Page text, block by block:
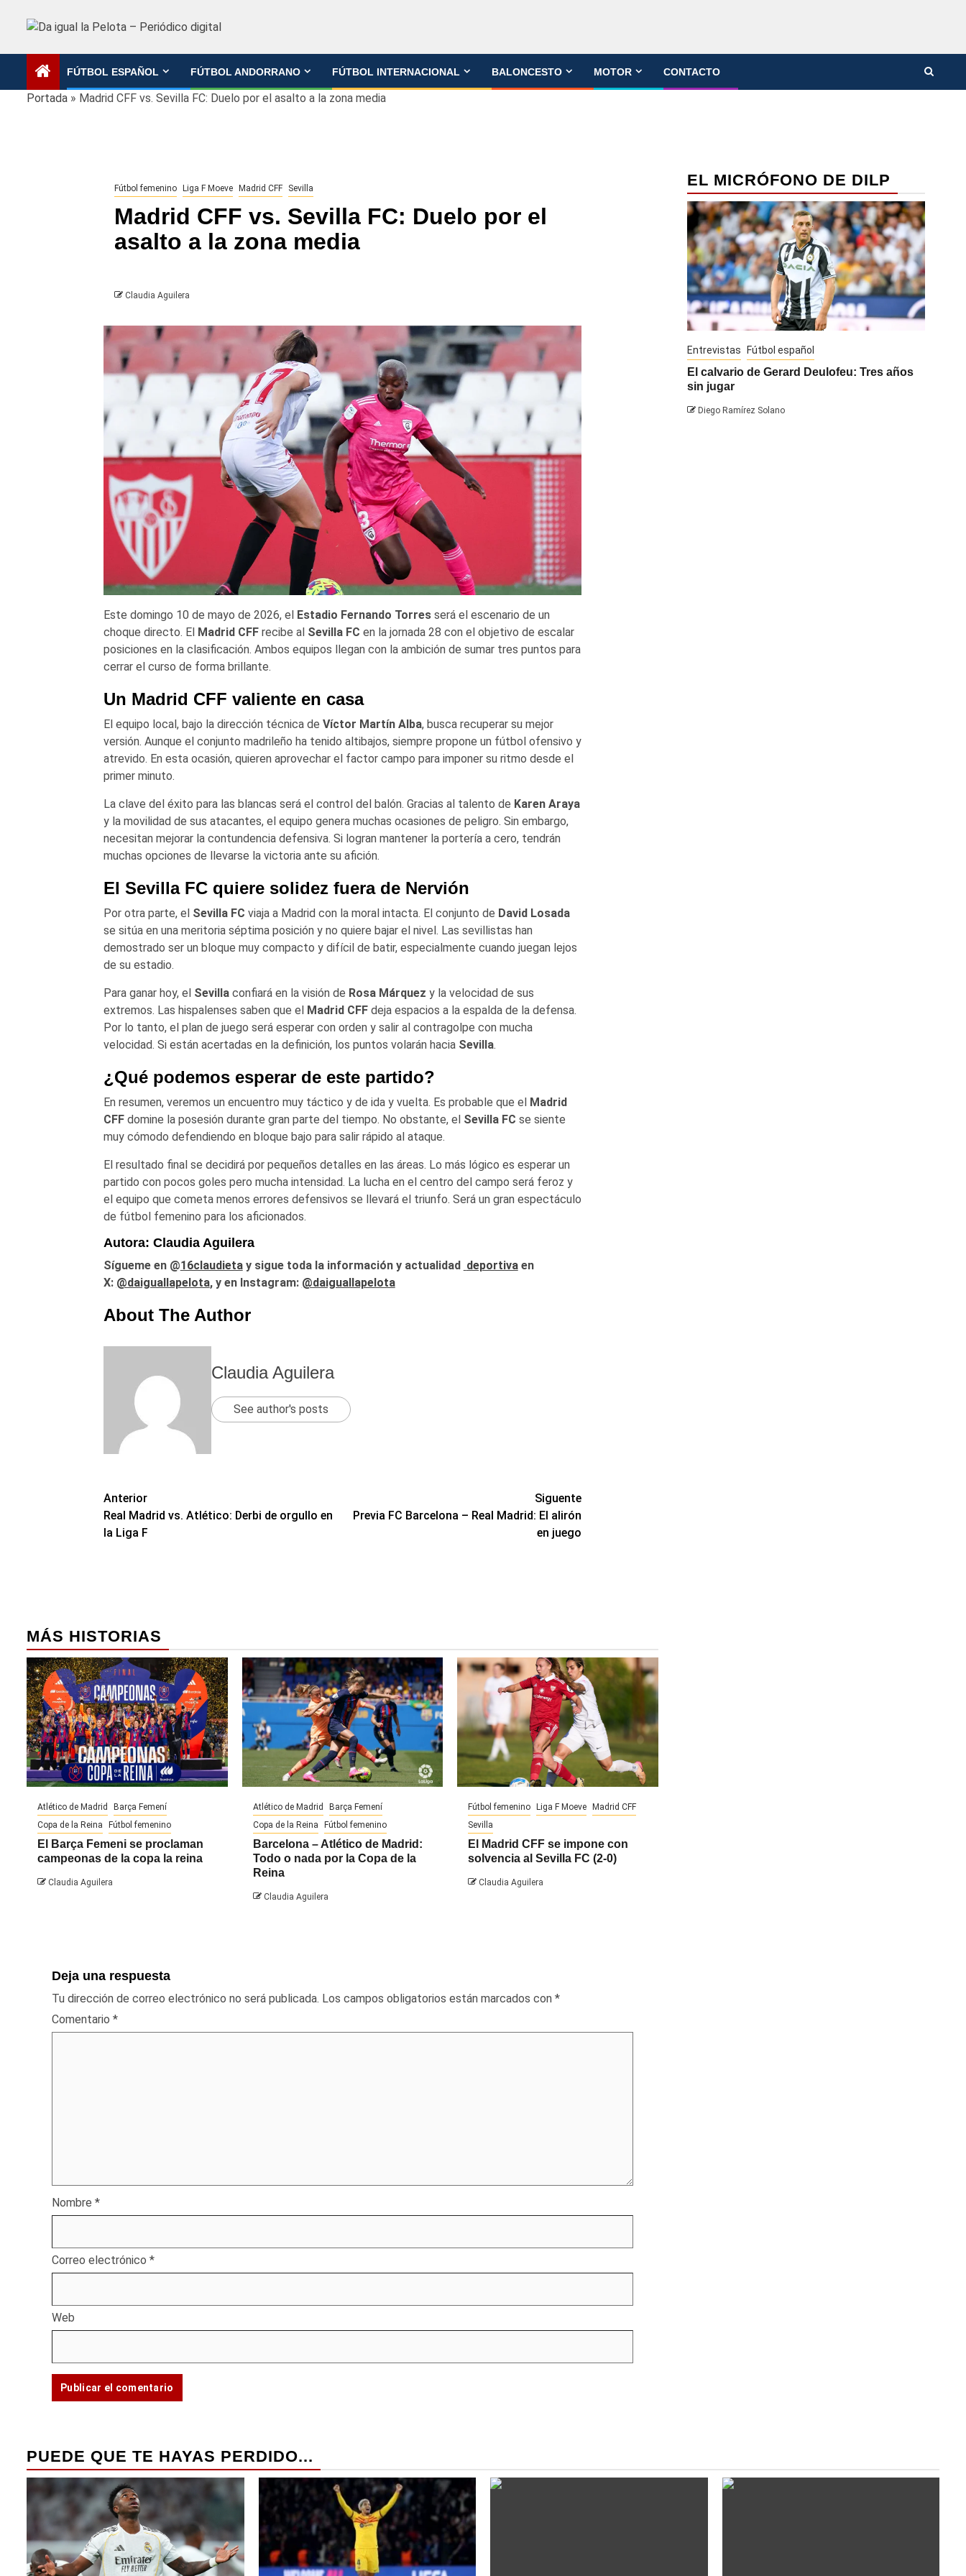
FÚTBOL ESPAÑOL FÚTBOL ANDORRANO FÚTBOL INTERNACIONAL BALONCESTO MOTOR CONTACTO
Portada » Madrid CFF vs. Sevilla FC: Duelo por el asalto a la zona media
Fútbol femenino Liga F Moeve Madrid CFF Sevilla
Madrid CFF vs. Sevilla FC: Duelo por el
asalto a la zona media
Claudia Aguilera
Este domingo 10 de mayo de 2026, el Estadio Fernando Torresserá el escenario de un
choque directo. El Madrid CFFrecibe al Sevilla FC en la jornada 28 con el objetivo de escalar
posiciones en la clasificación. Ambos equipos llegan con la ambición de sumar tres puntos para
cerrar el curso de forma brillante.
Un Madrid CFF valiente en casa
El equipo local, bajo la dirección técnica de Víctor Martín Alba, busca recuperar su mejor
versión. Aunque el conjunto madrileño ha tenido altibajos, siempre propone un fútbol ofensivo y
atrevido. En esta ocasión, quieren aprovechar el factor campo para imponer su ritmo desde el
primer minuto.
La clave del éxito para las blancas será el control del balón. Gracias al talento de Karen Araya
y la movilidad de sus atacantes, el equipo genera muchas ocasiones de peligro. Sin embargo,
necesitan mejorar la contundencia defensiva. Si logran mantener la portería a cero, tendrán
muchas opciones de llevarse la victoria ante su afición.
El Sevilla FC quiere solidez fuera de Nervión
Por otra parte, el Sevilla FC viaja a Madrid con la moral intacta. El conjunto de David Losada
se sitúa en una meritoria séptima posición y no quiere bajar el nivel. Las sevillistas han
demostrado ser un bloque muy compacto y difícil de batir, especialmente cuando juegan lejos
de su estadio.
Para ganar hoy, el Sevillaconfiará en la visión de Rosa Márquez y la velocidad de sus
extremos. Las hispalenses saben que el Madrid CFFdeja espacios a la espalda de la defensa.
Por lo tanto, el plan de juego será esperar con orden y salir al contragolpe con mucha
velocidad. Si están acertadas en la definición, los puntos volarán hacia Sevilla.
¿Qué podemos esperar de este partido?
En resumen, veremos un encuentro muy táctico y de ida y vuelta. Es probable que el Madrid
CFFdomine la posesión durante gran parte del tiempo. No obstante, el Sevilla FC se siente
muy cómodo defendiendo en bloque bajo para salir rápido al ataque.
El resultado final se decidirá por pequeños detalles en las áreas. Lo más lógico es esperar un
partido con pocos goles pero mucha intensidad. La lucha en el centro del campo será feroz y
el equipo que cometa menos errores defensivos se llevará el triunfo. Será un gran espectáculo
de fútbol femenino para los aficionados.
Autora: Claudia Aguilera
Sígueme en @16claudietay sigue toda la información y actualidad deportivaen
X: @daiguallapelota, y en Instagram: @daiguallapelota
About The Author
Claudia Aguilera
See author's posts
Navegación
de
Anterior
Real Madrid vs. Atlético: Derbi de orgullo en
la Liga F
Siguente
Previa FC Barcelona – Real Madrid: El alirón
en juego
MÁS HISTORIAS
Atlético de Madrid
Barça Femení
Copa de la Reina
Fútbol femenino
El Barça Femeni se proclaman
campeonas de la copa la reina
Claudia Aguilera
Atlético de Madrid
Barça Femení
Copa de la Reina
Fútbol femenino
Barcelona – Atlético de Madrid:
Todo o nada por la Copa de la
Reina
Claudia Aguilera
Fútbol femenino Liga F Moeve
Madrid CFF
Sevilla
El Madrid CFF se impone con
solvencia al Sevilla FC (2-0)
Claudia Aguilera
Deja una respuesta
Tu dirección de correo electrónico no será publicada. Los campos obligatorios están marcados con *
Comentario *
Nombre *
Correo electrónico *
Web
EL MICRÓFONO DE DILP
Entrevistas Fútbol español
El calvario de Gerard Deulofeu: Tres años
sin jugar
Diego Ramírez Solano
PUEDE QUE TE HAYAS PERDIDO...